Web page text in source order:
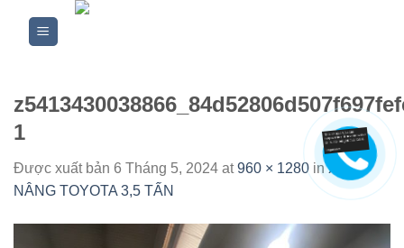
1
Được xuất bản 6 Tháng 5, 2024 at960 × 1280 inXE
NÂNG TOYOTA 3,5 TẤN